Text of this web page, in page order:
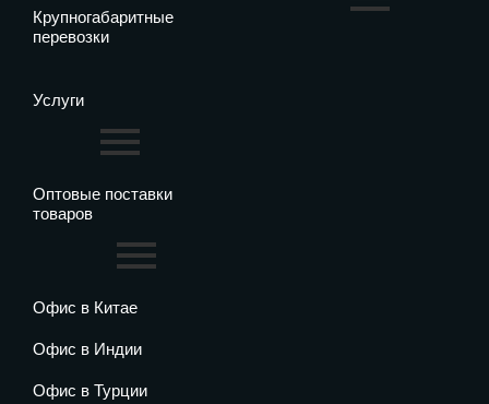
Крупногабаритные
перевозки
Услуги
Оптовые поставки
товаров
Офис в Китае
Офис в Индии
Офис в Турции